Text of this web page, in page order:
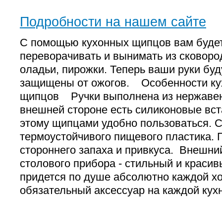
Подробности на нашем сайте
С помощью кухонных щипцов вам
переворачивать и вынимать из
оладьи, пирожки. Теперь ваши руки
защищены от ожогов. Особенности
щипцов Ручки выполнена из
внешней стороне есть силиконовые
этому щипцами удобно пользоваться.
термоустойчивого пищевого пластика.
стороннего запаха и привкуса.
столового прибора - стильный и
придется по душе абсолютно каждой
обязательный аксессуар на каждой